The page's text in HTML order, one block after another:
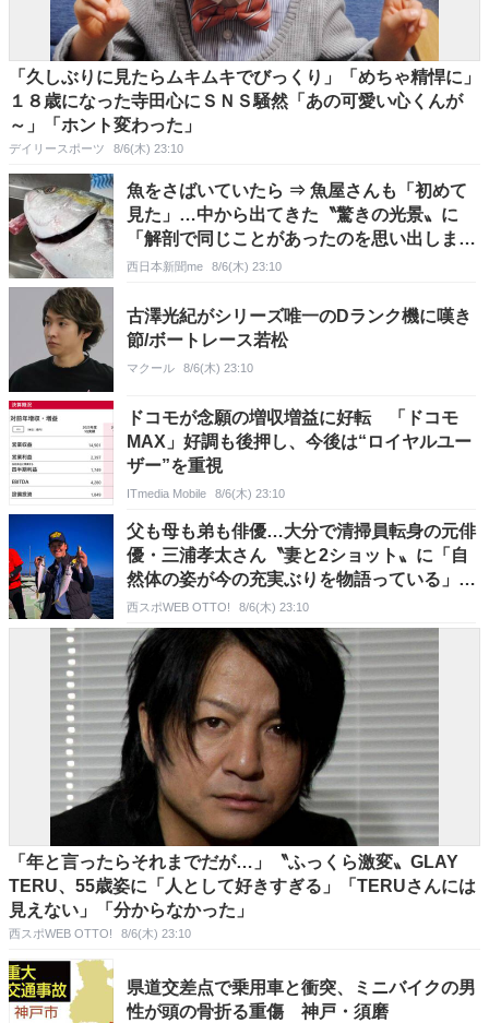
「久しぶりに見たらムキムキでびっくり」「めちゃ精悍に」
１８歳になった寺田心にＳＮＳ騒然「あの可愛い心くんが
～」「ホント変わった」
デイリースポーツ 8/6(木) 23:10
魚をさばいていたら ⇒ 魚屋さんも「初めて
見た」…中から出てきた〝驚きの光景〟に
「解剖で同じことがあったのを思い出しまし
た」
西日本新聞me 8/6(木) 23:10
古澤光紀がシリーズ唯一のDランク機に嘆き
節/ボートレース若松
マクール 8/6(木) 23:10
ドコモが念願の増収増益に好転 「ドコモ
MAX」好調も後押し、今後は“ロイヤルユー
ザー”を重視
ITmedia Mobile 8/6(木) 23:10
父も母も弟も俳優…大分で清掃員転身の元俳
優・三浦孝太さん〝妻と2ショット〟に「自
然体の姿が今の充実ぶりを物語っている」の
声
西スポWEB OTTO! 8/6(木) 23:10
「年と言ったらそれまでだが…」〝ふっくら激変〟GLAY
TERU、55歳姿に「人として好きすぎる」「TERUさんには
見えない」「分からなかった」
西スポWEB OTTO! 8/6(木) 23:10
県道交差点で乗用車と衝突、ミニバイクの男
性が頭の骨折る重傷 神戸・須磨